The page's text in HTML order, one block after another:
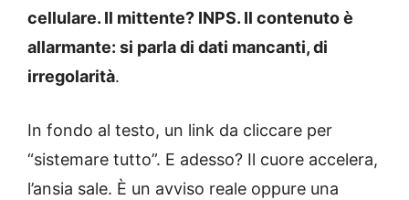
cellulare. Il mittente? INPS. Il contenuto è
allarmante: si parla di dati mancanti, di
irregolarità.
In fondo al testo, un link da cliccare per
“sistemare tutto”. E adesso? Il cuore accelera,
l’ansia sale. È un avviso reale oppure una